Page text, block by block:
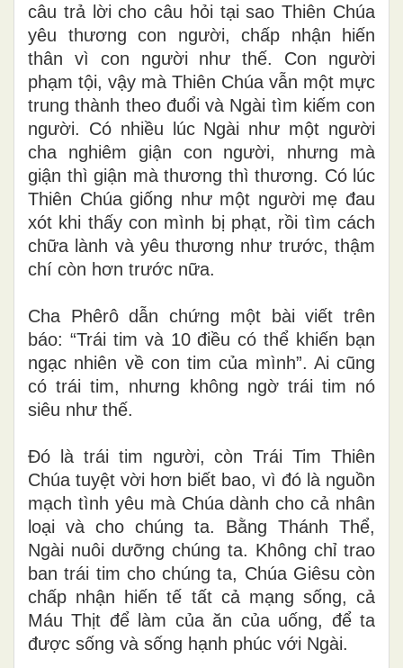
câu trả lời cho câu hỏi tại sao Thiên Chúa
yêu thương con người, chấp nhận hiến
thân vì con người như thế. Con người
phạm tội, vậy mà Thiên Chúa vẫn một mực
trung thành theo đuổi và Ngài tìm kiếm con
người. Có nhiều lúc Ngài như một người
cha nghiêm giận con người, nhưng mà
giận thì giận mà thương thì thương. Có lúc
Thiên Chúa giống như một người mẹ đau
xót khi thấy con mình bị phạt, rồi tìm cách
chữa lành và yêu thương như trước, thậm
chí còn hơn trước nữa.
Cha Phêrô dẫn chứng một bài viết trên
báo: “Trái tim và 10 điều có thể khiến bạn
ngạc nhiên về con tim của mình”. Ai cũng
có trái tim, nhưng không ngờ trái tim nó
siêu như thế.
Đó là trái tim người, còn Trái Tim Thiên
Chúa tuyệt vời hơn biết bao, vì đó là nguồn
mạch tình yêu mà Chúa dành cho cả nhân
loại và cho chúng ta. Bằng Thánh Thể,
Ngài nuôi dưỡng chúng ta. Không chỉ trao
ban trái tim cho chúng ta, Chúa Giêsu còn
chấp nhận hiến tế tất cả mạng sống, cả
Máu Thịt để làm của ăn của uống, để ta
được sống và sống hạnh phúc với Ngài.